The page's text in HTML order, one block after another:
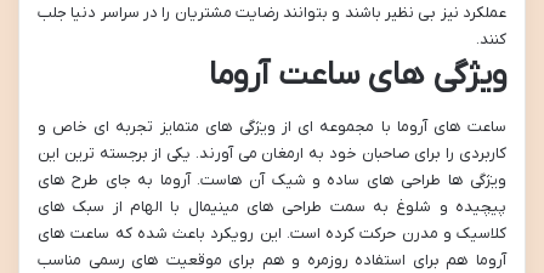
عملکرد نیز بی نظیر باشند و بتوانند رضایت مشتریان را در سراسر دنیا جلب
کنند.
ویژگی های ساعت آروما
ساعت های آروما با مجموعه ای از ویژگی های متمایز تجربه ای خاص و
کاربردی را برای صاحبان خود به ارمغان می آورند. یکی از برجسته ترین این
ویژگی ها طراحی های ساده و شیک آن هاست. آروما به جای طرح های
پیچیده و شلوغ به سمت طراحی های مینیمال با الهام از سبک های
کلاسیک و مدرن حرکت کرده است. این رویکرد باعث شده که ساعت های
آروما هم برای استفاده روزمره و هم برای موقعیت های رسمی مناسب